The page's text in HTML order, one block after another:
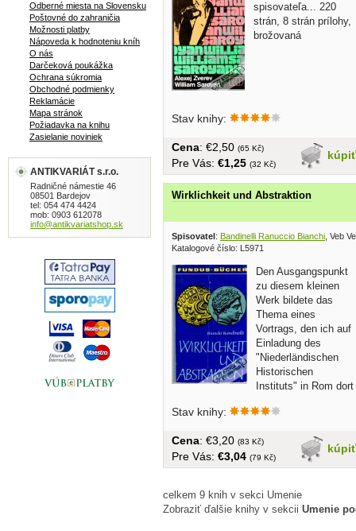
spisovateľa... 220
strán, 8 strán prílohy,
brožovaná
Stav knihy:
kúpiť
Cena: €2,50 (65 Kč)
Pre Vás: €1,25 (32 Kč)
Wirklichkeit und Abstraktion
Spisovatel: Bandinelli Ranuccio Bianchi , Veb
Katalogové číslo: L5971
Den Ausgangspunkt
zu diesem kleinen
Werk bildete das
Thema eines
Vortrags, den ich auf
Einladung des
"Niederländischen
Historischen
Instituts" in Rom dort
Stav knihy:
kúpiť
Cena: €3,20 (83 Kč)
Pre Vás: €3,04 (79 Kč)
celkem 9 knih v sekci Umenie
Zobraziť ďalšie knihy v sekcii Umenie
Odberné miesta na Slovensku
Poštovné do zahraničia
Možnosti platby
Nápoveda k hodnoteniu kníh
O nás
Darčeková poukážka
Ochrana súkromia
Obchodné podmienky
Reklamácie
Mapa stránok
Požiadavka na knihu
Zasielanie noviniek
ANTIKVARIÁT s.r.o.
Radničné námestie 46
08501 Bardejov
tel: 054 474 4424
mob: 0903 612078
info@antikvariatshop.sk